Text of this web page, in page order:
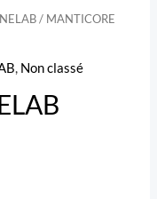
/ MANTICORE
, Non classé